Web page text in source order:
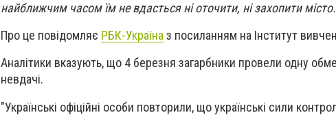
найближчим часом їм не вдасться ні оточити, ні захопити місто.
Про це повідомляє РБК-Україна з посиланням на Інститут
Аналітики вказують, що 4 березня загарбники провели одну
невдачі.
"Українські офіційні особи повторили, що українські сили